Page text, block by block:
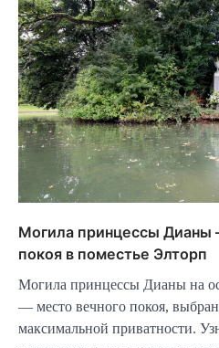
Могила принцессы Дианы
покоя в поместье Элторп
Могила принцессы Дианы на
— место вечного покоя,
максимальной приватности.